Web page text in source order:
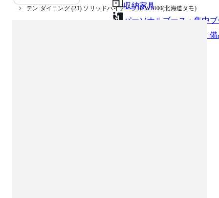
収納家具
パーソナルブース・集中
オフィスアクセサリー・
テン ダイニング (21) ソリッドハイテーブル W1800(北海道タモ)